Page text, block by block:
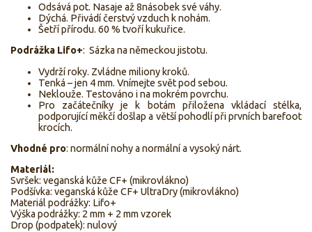
Odsává pot. Nasaje až 8násobek své váhy.
Dýchá. Přivádí čerstvý vzduch k nohám.
Šetří přírodu. 60 % tvoří kukuřice.
Podrážka Lifo+: Sázka na německou jistotu.
Vydrží roky. Zvládne miliony kroků.
Tenká – jen 4 mm. Vnímejte svět pod sebou.
Neklouže. Testováno i na mokrém povrchu.
Pro začátečníky je k botám přiložena vkládací stélka,
podporující měkčí došlap a větší pohodlí při prvních barefoot
krocích.
Vhodné pro: normální nohy a normální a vysoký nárt.
Materiál:
Svršek: veganská kůže CF+ (mikrovlákno)
Podšívka: veganská kůže CF+ UltraDry (mikrovlákno)
Materiál podrážky: Lifo+
Výška podrážky: 2 mm + 2 mm vzorek
Drop (podpatek): nulový